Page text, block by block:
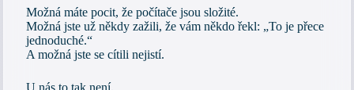
Možná máte pocit, že počítače jsou složité.
Možná jste už někdy zažili, že vám někdo řekl: „To je přece
jednoduché.“
A možná jste se cítili nejistí.